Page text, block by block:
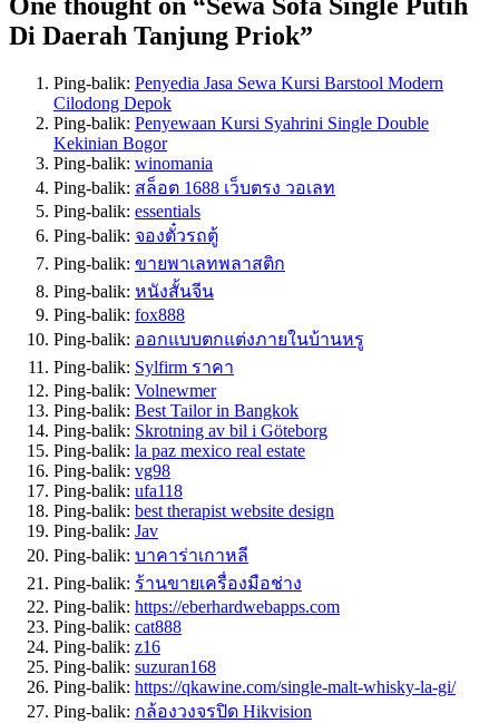
Di Daerah Tanjung Priok”
Ping-balik: Penyedia Jasa Sewa Kursi Barstool Modern
Cilodong Depok
Ping-balik: Penyewaan Kursi Syahrini Single Double
Kekinian Bogor
Ping-balik: winomania
Ping-balik: สล็อต 1688 เว็บตรง วอเลท
Ping-balik: essentials
Ping-balik: จองตั๋วรถตู้
Ping-balik: ขายพาเลทพลาสติก
Ping-balik: หนังสั้นจีน
Ping-balik: fox888
Ping-balik: ออกแบบตกแต่งภายในบ้านหรู
Ping-balik: Sylfirm ราคา
Ping-balik: Volnewmer
Ping-balik: Best Tailor in Bangkok
Ping-balik: Skrotning av bil i Göteborg
Ping-balik: la paz mexico real estate
Ping-balik: vg98
Ping-balik: ufa118
Ping-balik: best therapist website design
Ping-balik: Jav
Ping-balik: บาคาร่าเกาหลี
Ping-balik: ร้านขายเครื่องมือช่าง
Ping-balik: https://eberhardwebapps.com
Ping-balik: cat888
Ping-balik: z16
Ping-balik: suzuran168
Ping-balik: https://qkawine.com/single-malt-whisky-la-gi/
Ping-balik: กล้องวงจรปิด Hikvision